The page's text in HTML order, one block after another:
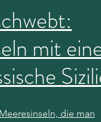
mit
die man